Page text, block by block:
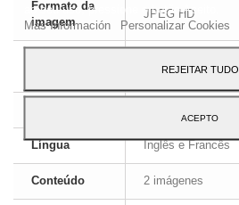
Formato da
imagem
JPEG HD
Língua Inglês e Francês
Conteúdo 2 imágenes
ao seu uso, pressione o botão Aceito.
Más Información
Personalizar Cookies
REJEITAR TUDO
ACEPTO